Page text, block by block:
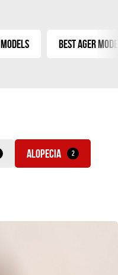
Models Best Ager
Alopecia 2